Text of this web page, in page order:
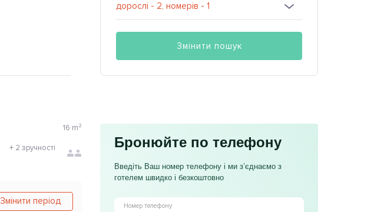
Змінити пошук
16 m²
+ 2 зручності
Змінити період
Бронюйте по телефону
Введіть Ваш номер телефону і ми з’єднаємо з
готелем швидко і безкоштовно
Номер телефону